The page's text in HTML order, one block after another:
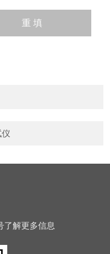
了解更多信息